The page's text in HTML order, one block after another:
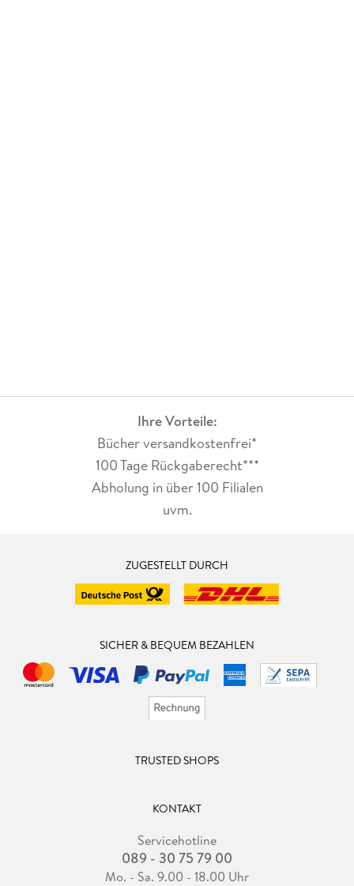
Ihre Vorteile:
Bücher versandkostenfrei*
100 Tage Rückgaberecht***
Abholung in über 100 Filialen
uvm.
ZUGESTELLT DURCH
SICHER & BEQUEM BEZAHLEN
TRUSTED SHOPS
KONTAKT
Servicehotline
089 - 30 75 79 00
Mo. - Sa. 9.00 - 18.00 Uhr